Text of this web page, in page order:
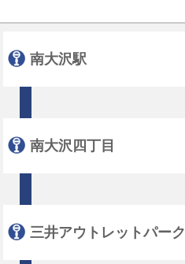
南大沢駅
南大沢四丁目
三井アウトレットパーク